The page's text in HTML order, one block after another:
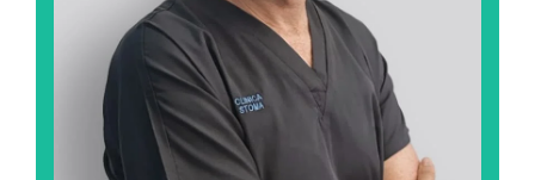
Mario Pezzi Rodríguez
Todos los años de estudios de medicina no le han
impedido conocer en profundidad el fondo de los
mares. El buceo en cuevas marinas es su máxima
afición.